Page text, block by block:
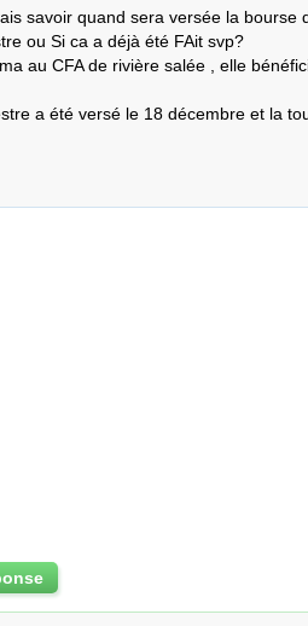
savoir quand sera versée la bourse
ou Si ca a déjà été FAit svp?
au CFA de rivière salée , elle
a été versé le 18 décembre et la